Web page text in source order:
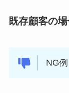
既存顧客の
NG例